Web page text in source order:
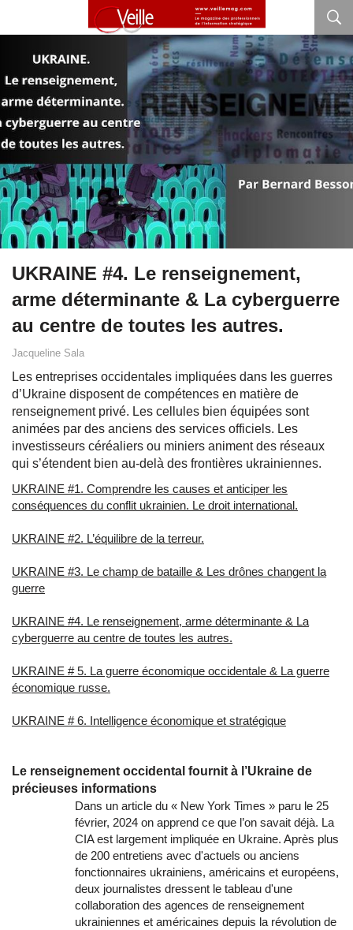
UKRAINE #4. Le renseignement,
arme déterminante & La cyberguerre
au centre de toutes les autres.
Jacqueline Sala
Les entreprises occidentales impliquées dans les guerres
d’Ukraine disposent de compétences en matière de
renseignement privé. Les cellules bien équipées sont
animées par des anciens des services officiels. Les
investisseurs céréaliers ou miniers animent des réseaux
qui s’étendent bien au-delà des frontières ukrainiennes.
UKRAINE #1. Comprendre les causes et anticiper les
conséquences du conflit ukrainien. Le droit international.
UKRAINE #2. L’équilibre de la terreur.
UKRAINE #3. Le champ de bataille & Les drônes changent la
guerre
UKRAINE #4. Le renseignement, arme déterminante & La
cyberguerre au centre de toutes les autres.
UKRAINE # 5. La guerre économique occidentale & La guerre
économique russe.
UKRAINE # 6. Intelligence économique et stratégique
Le renseignement occidental fournit à l’Ukraine de
précieuses informations
Dans un article du « New York Times » paru le 25
février, 2024 on apprend ce que l’on savait déjà. La
CIA est largement impliquée en Ukraine. Après plus
de 200 entretiens avec d'actuels ou anciens
fonctionnaires ukrainiens, américains et européens,
deux journalistes dressent le tableau d'une
collaboration des agences de renseignement
ukrainiennes et américaines depuis la révolution de